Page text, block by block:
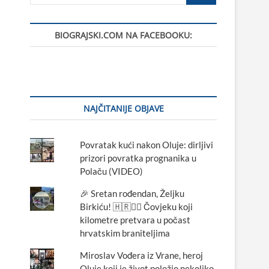
BIOGRAJSKI.COM NA FACEBOOKU:
NAJČITANIJE OBJAVE
Povratak kući nakon Oluje: dirljivi
prizori povratka prognanika u
Polaču (VIDEO)
🎉 Sretan rođendan, Željku
Birkiću! 🇭🇷🏃‍♂️ Čovjeku koji
kilometre pretvara u počast
hrvatskim braniteljima
Miroslav Vođera iz Vrane, heroj